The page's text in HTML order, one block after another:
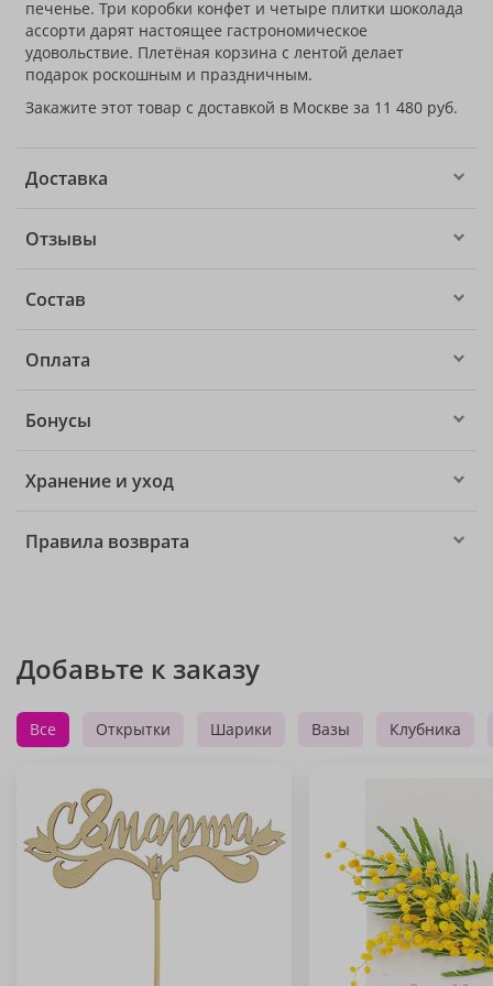
печенье. Три коробки конфет и четыре плитки шоколада
ассорти дарят настоящее гастрономическое
удовольствие. Плетёная корзина с лентой делает
подарок роскошным и праздничным.
Закажите этот товар с доставкой в Москве за 11 480 руб.
Доставка
Отзывы
Состав
Оплата
Бонусы
Хранение и уход
Правила возврата
Добавьте к заказу
Все Открытки Шарики Вазы Клубника